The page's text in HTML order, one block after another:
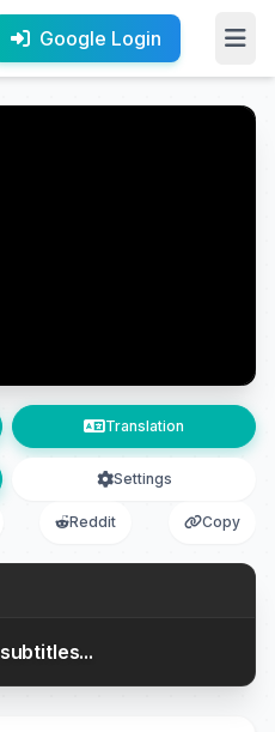
Google Login
Translation
Settings
Reddit Copy